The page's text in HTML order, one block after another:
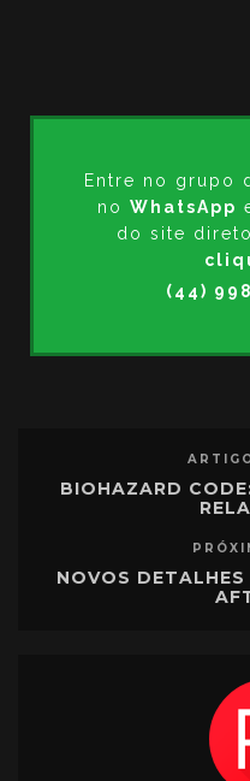
Entre no grupo
no WhatsApp
do site
(44)
BIOHAZARD
NOVOS